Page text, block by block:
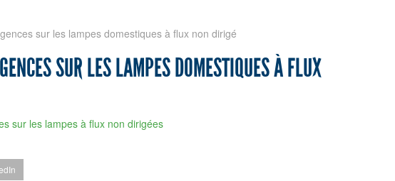
sur les lampes domestiques à flux non dirigé
SUR LES LAMPES DOMESTIQUES À FLUX
sur les lampes à flux non dirigées